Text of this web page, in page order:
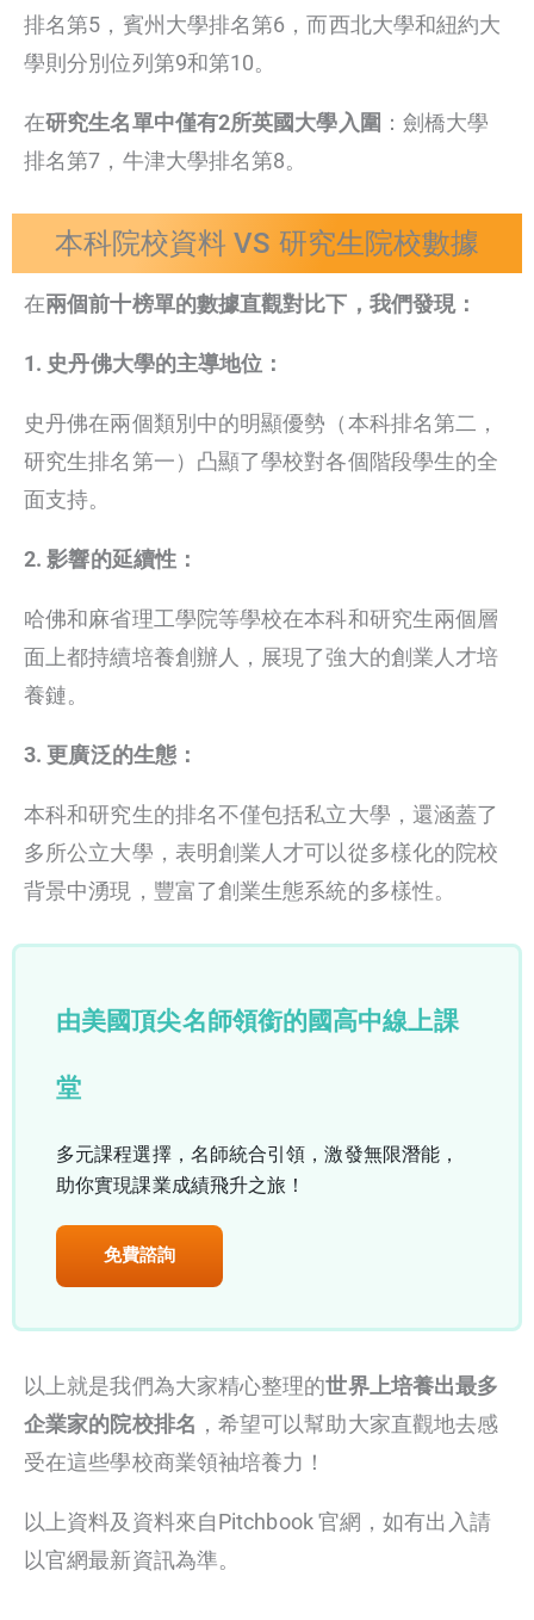
排名第5，賓州大學排名第6，而西北大學和紐約大
學則分別位列第9和第10。
在研究生名單中僅有2所英國大學入圍 ：劍橋大學
排名第7，牛津大學排名第8。
本科院校資料 VS 研究生院校數據
在兩個前十榜單的數據直觀對比下，我們發現：
1. 史丹佛大學的主導地位：
史丹佛在兩個類別中的明顯優勢（本科排名第二，
研究生排名第一）凸顯了學校對各個階段學生的全
面支持。
2. 影響的延續性：
哈佛和麻省理工學院等學校在本科和研究生兩個層
面上都持續培養創辦人，展現了強大的創業人才培
養鏈。
3. 更廣泛的生態：
本科和研究生的排名不僅包括私立大學，還涵蓋了
多所公立大學，表明創業人才可以從多樣化的院校
背景中湧現，豐富了創業生態系統的多樣性。
由美國頂尖名師領銜的國高中線上課
堂
多元課程選擇，名師統合引領，激發無限潛能，
助你實現課業成績飛升之旅！
免費諮詢
以上就是我們為大家精心整理的世界上培養出最多
企業家的院校排名 ，希望可以幫助大家直觀地去感
受在這些學校商業領袖培養力！
以上資料及資料來自Pitchbook 官網，如有出入請
以官網最新資訊為準。